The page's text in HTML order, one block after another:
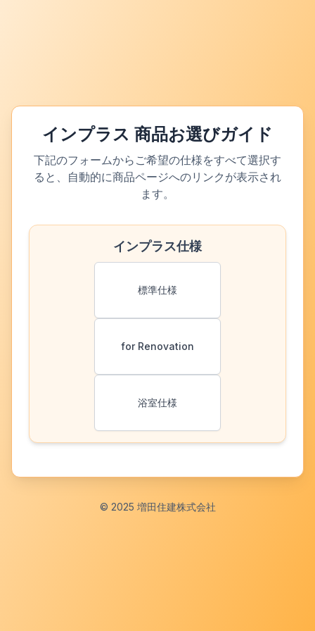
インプラス 商品お選びガイド
下記のフォームからご希望の仕様をすべて選択す
ると、自動的に商品ページへのリンクが表示され
ます。
インプラス仕様
標準仕様
for Renovation
浴室仕様
© 2025 増田住建株式会社